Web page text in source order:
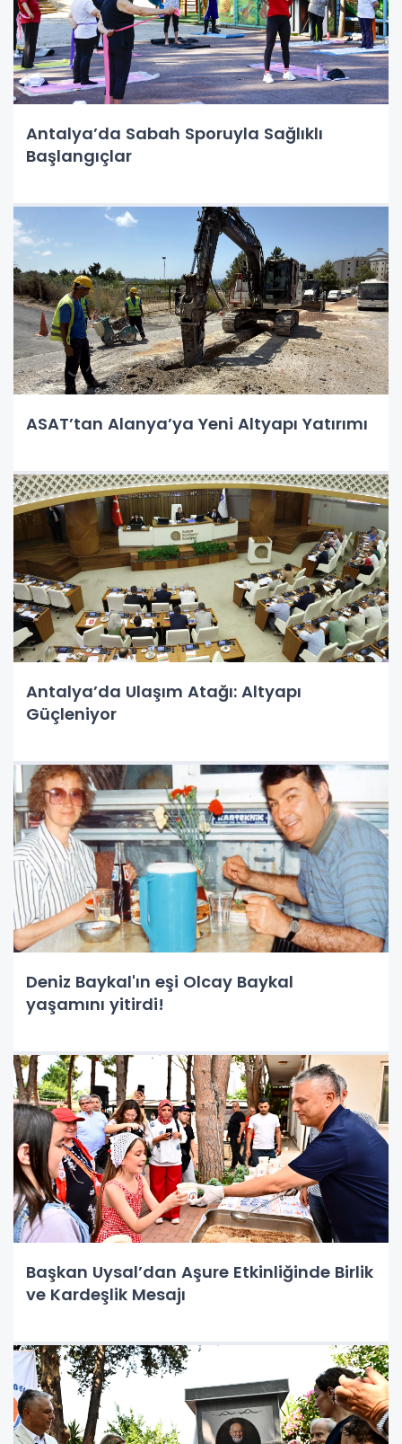
Antalya’da Sabah Sporuyla Sağlıklı
Başlangıçlar
ASAT’tan Alanya’ya Yeni Altyapı Yatırımı
Antalya’da Ulaşım Atağı: Altyapı
Güçleniyor
Deniz Baykal'ın eşi Olcay Baykal
yaşamını yitirdi!
Başkan Uysal’dan Aşure Etkinliğinde Birlik
ve Kardeşlik Mesajı